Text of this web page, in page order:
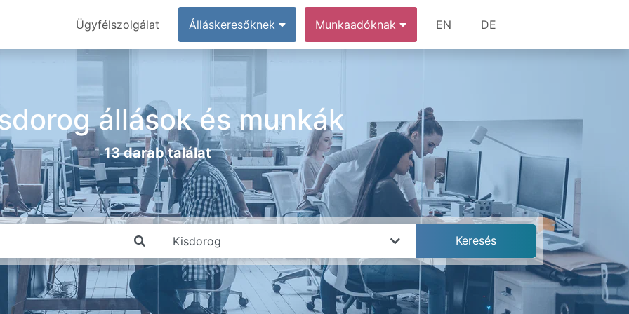
Ügyfélszolgálat Álláskeresőknek Munkaadóknak EN DE
állások és munkák
13 darab találat